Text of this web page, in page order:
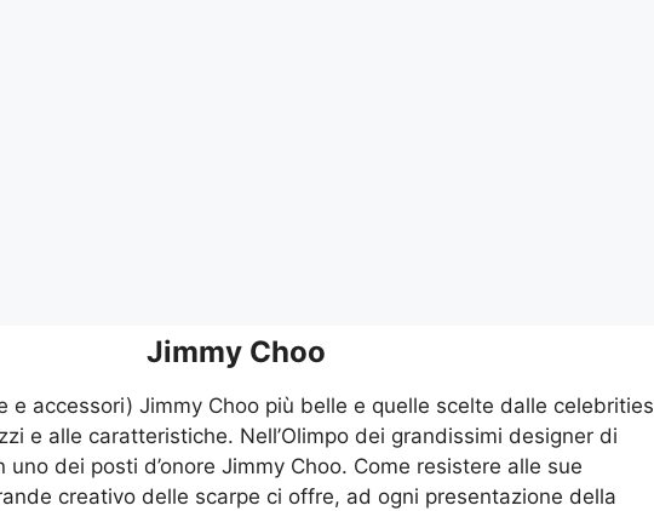
Jimmy Choo
e accessori) Jimmy Choo più belle e quelle scelte dalle celebrities
e alle caratteristiche. Nell’Olimpo dei grandissimi designer di
uno dei posti d’onore Jimmy Choo. Come resistere alle sue
creativo delle scarpe ci offre, ad ogni presentazione della